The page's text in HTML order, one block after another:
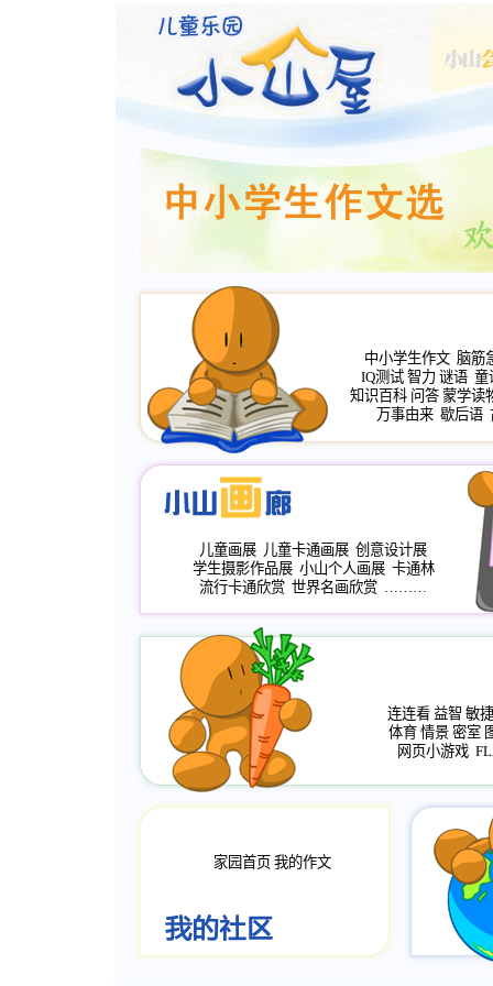
中小学生作文 脑筋
IQ测试 智力 谜语 童
知识百科 问答 蒙学读
万事由来 歇后语
儿童画展 儿童卡通画展 创意设计展
学生摄影作品展 小山个人画展 卡通林
流行卡通欣赏 世界名画欣赏 ………
连连看 益智 敏捷
体育 情景 密室
网页小游戏
家园首页 我的作文